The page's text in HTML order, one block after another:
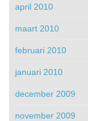
april 2010
maart 2010
februari 2010
januari 2010
december 2009
november 2009